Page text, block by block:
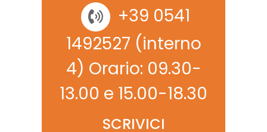
+39 0541
1492527 (interno
4) Orario: 09.30-
13.00 e 15.00-18.30
SCRIVICI